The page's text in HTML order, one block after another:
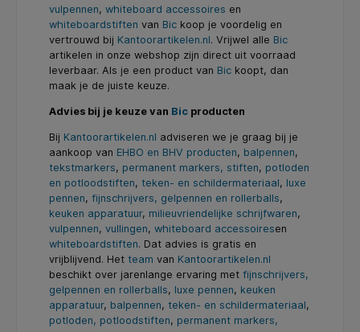
vulpennen, whiteboard accessoires en
whiteboardstiften van Bic koop je voordelig en
vertrouwd bij Kantoorartikelen.nl. Vrijwel alle Bic
artikelen in onze webshop zijn direct uit voorraad
leverbaar. Als je een product van Bic koopt, dan
maak je de juiste keuze.
Advies bij je keuze van Bic producten
Bij Kantoorartikelen.nl adviseren we je graag bij je
aankoop van EHBO en BHV producten, balpennen,
tekstmarkers, permanent markers, stiften, potloden
en potloodstiften, teken- en schildermateriaal, luxe
pennen, fijnschrijvers, gelpennen en rollerballs,
keuken apparatuur, milieuvriendelijke schrijfwaren,
vulpennen, vullingen, whiteboard accessoiresen
whiteboardstiften. Dat advies is gratis en
vrijblijvend. Het team van Kantoorartikelen.nl
beschikt over jarenlange ervaring met fijnschrijvers,
gelpennen en rollerballs, luxe pennen, keuken
apparatuur, balpennen, teken- en schildermateriaal,
potloden, potloodstiften, permanent markers,